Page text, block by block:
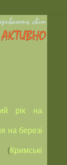
рік на
на березі
(Кримські